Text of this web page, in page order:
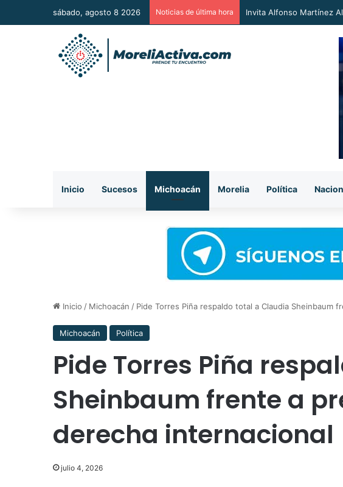
sábado, agosto 8 2026 Noticias de última hora Vinculan a proceso al
Inicio Sucesos Michoacán Morelia Política
Inicio / Michoacán / Pide Torres Piña respaldo total a Claudia Sheinbaum
Michoacán Política
Pide Torres Piña
Sheinbaum frente a
derecha internacional
julio 4, 2026